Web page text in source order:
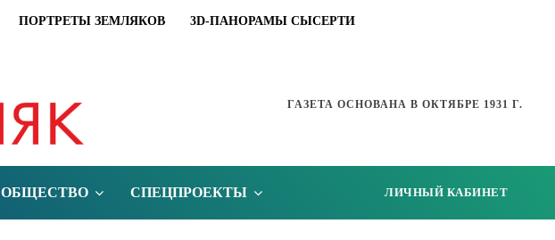
ПОРТРЕТЫ ЗЕМЛЯКОВ 3D-ПАНОРАМЫ СЫСЕРТИ
ГАЗЕТА ОСНОВАНА В ОКТЯБРЕ 1931 Г.
ОБЩЕСТВО СПЕЦПРОЕКТЫ ЛИЧНЫЙ КАБИНЕТ